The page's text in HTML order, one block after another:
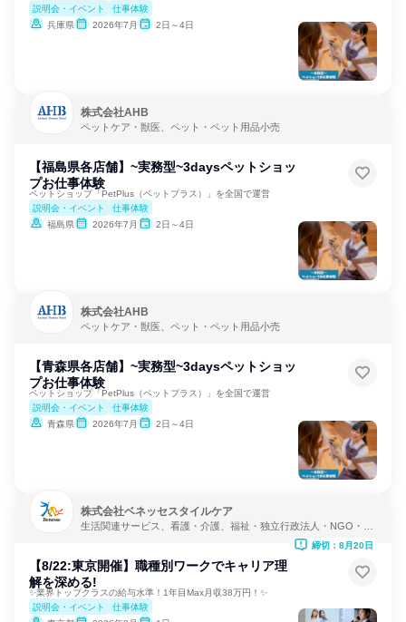
説明会・イベント
仕事体験
兵庫県
2026年7月 2日～4日
株式会社AHB
ペットケア・獣医、ペット・ペット用品小売
【福島県各店舗】~実務型~3daysペットショッ
プお仕事体験
ペットショップ「PetPlus（ペットプラス）」を全国で運営
説明会・イベント
仕事体験
福島県
2026年7月 2日～4日
株式会社AHB
ペットケア・獣医、ペット・ペット用品小売
【青森県各店舗】~実務型~3daysペットショッ
プお仕事体験
ペットショップ「PetPlus（ペットプラス）」を全国で運営
説明会・イベント
仕事体験
青森県
2026年7月 2日～4日
株式会社ベネッセスタイルケア
生活関連サービス、看護・介護、福祉・独立行政法人・NGO・N
【8/22:東京開催】職種別ワークでキャリア理
解を深める!
✨業界トップクラスの給与水準！1年目Max月収38万円！✨
説明会・イベント
仕事体験
締切：8月20日